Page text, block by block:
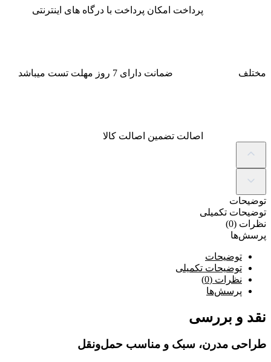
پرداخت امکان پرداخت با درگاه های اینترنتی
مختلف ضمانت دارای 7 روز مهلت تست میباشد
اصالت تضمین اصالت کالا
توضیحات
توضیحات تکمیلی
نظرات (0)
پرسش‌ها
توضیحات
توضیحات تکمیلی
نظرات (0)
پرسش‌ها
نقد و بررسی
طراحی مدرن، سبک و مناسب حمل‌ونقل